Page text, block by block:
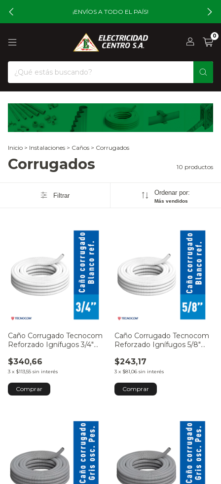
¡ENVÍOS A TODO EL PAÍS!
0
Inicio > Instalaciones > Caños > Corrugados
Corrugados 10 productos
Filtrar Ordenar por:
Más vendidos
Caño Corrugado Tecnocom
Reforzado Ignífugos 3/4"
$340,66
3 x $113,55 sin interés
Caño Corrugado Tecnocom
Reforzado Ignífugos 5/8"
$243,17
3 x $81,06 sin interés